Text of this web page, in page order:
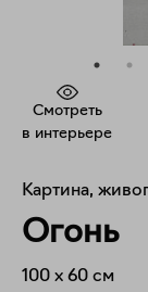
Смотреть
в интерьере
Картина,
Огонь
100 x 60 см